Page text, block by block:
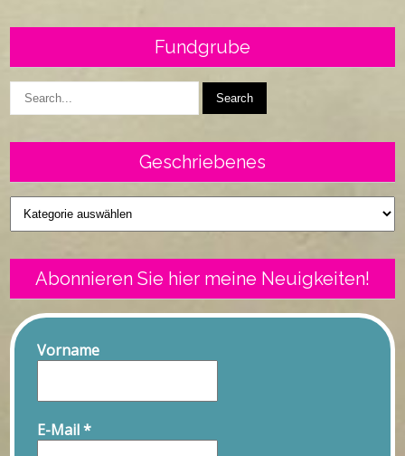
Fundgrube
Geschriebenes
Geschriebenes
Abonnieren Sie hier meine Neuigkeiten!
Vorname
E-Mail*